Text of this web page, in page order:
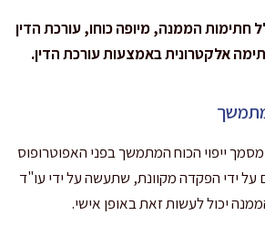
חתימות הממנה, מיופה כוחו, עורכת הדין
אלקטרונית באמצעות עורכת הדין.
ייפוי הכוח המתמשך בפני האפוטרופוס
ידי הפקדה מקוונת, שתעשה על ידי עו"ד
יכול לעשות זאת באופן אישי.